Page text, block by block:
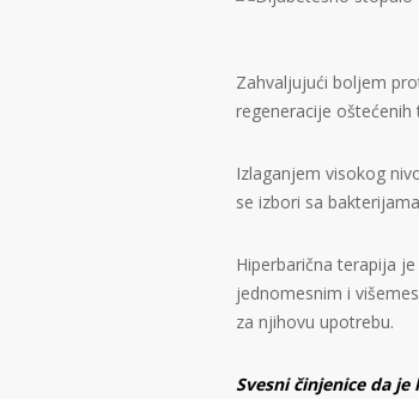
Zahvaljujući boljem
regeneracije oštećenih
Izlaganjem visokog
se izbori sa
Hiperbarična terapija
jednomesnim i
za njihovu upotrebu.
Svesni činjenice da